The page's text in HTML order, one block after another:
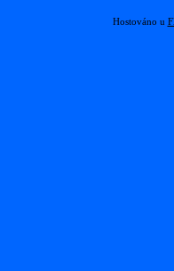
Hostováno u